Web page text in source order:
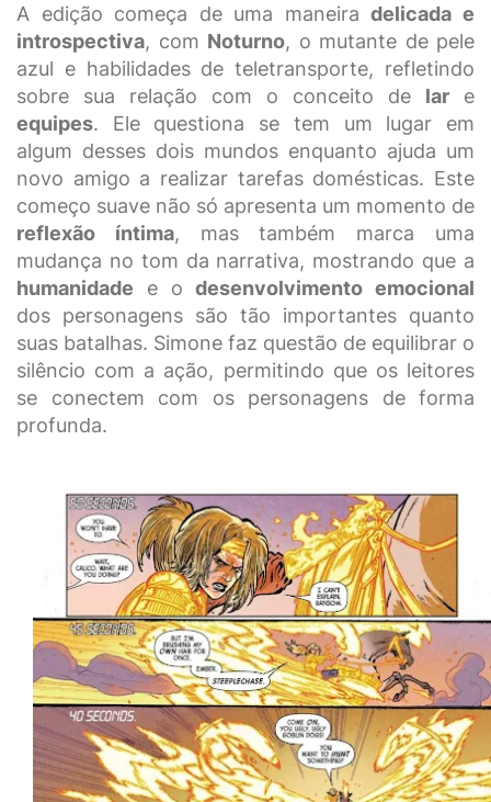
A edição começa de uma maneiradelicada e
introspectiva, com Noturno, o mutante de pele
azul e habilidades de teletransporte, refletindo
sobre sua relação com o conceito de lar e
equipes. Ele questiona se tem um lugar em
algum desses dois mundos enquanto ajuda um
novo amigo a realizar tarefas domésticas. Este
começo suave não só apresenta um momento de
reflexão íntima, mas também marca uma
mudança no tom da narrativa, mostrando que a
humanidade e odesenvolvimento emocional
dos personagens são tão importantes quanto
suas batalhas. Simone faz questão de equilibrar o
silêncio com a ação, permitindo que os leitores
se conectem com os personagens de forma
profunda.